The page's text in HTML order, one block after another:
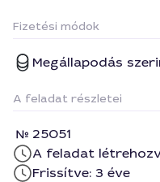
Fizetési módok
Megállapodás
A feladat részletei
25051
A feladat
Frissítve: 3 éve